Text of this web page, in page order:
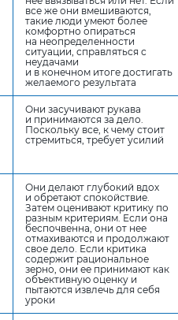
все же они вмешиваются,
такие люди умеют более
комфортно опираться
на неопределенности
ситуации, справляться с
неудачами
и в конечном итоге достигать
желаемого результата
Они засучивают рукава
и принимаются за дело.
Поскольку все, к чему стоит
стремиться, требует усилий
Они делают глубокий вдох
и обретают спокойствие.
Затем оценивают критику по
разным критериям. Если она
беспочвенна, они от нее
отмахиваются и продолжают
свое дело. Если критика
содержит рациональное
зерно, они ее принимают как
объективную оценку и
пытаются извлечь для себя
уроки